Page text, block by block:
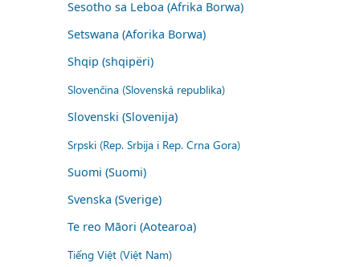
Sesotho sa Leboa (Afrika Borwa)
Setswana (Aforika Borwa)
Shqip (shqipëri)
Slovenčina (Slovenská republika)
Slovenski (Slovenija)
Srpski (Rep. Srbija i Rep. Crna Gora)
Suomi (Suomi)
Svenska (Sverige)
Te reo Māori (Aotearoa)
Tiếng Việt (Việt Nam)